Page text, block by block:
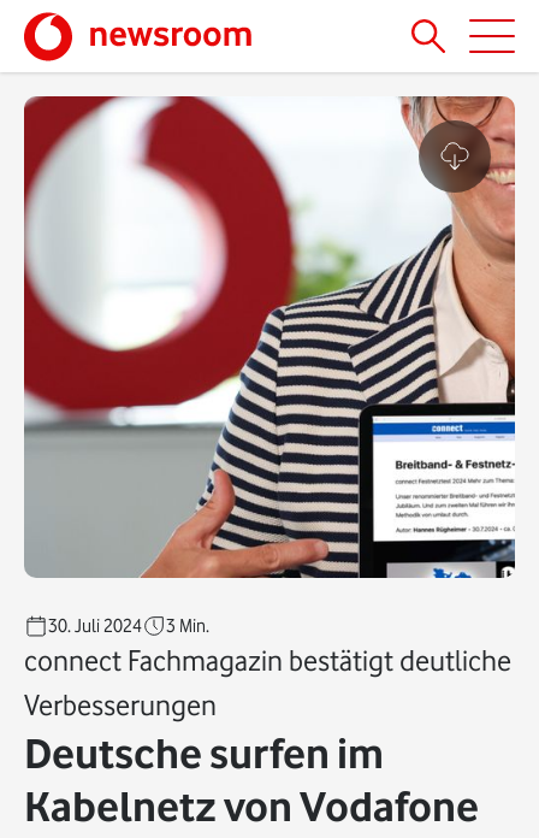
30. Juli 2024 3 Min.
connect Fachmagazin bestätigt deutliche
Verbesserungen
Deutsche surfen im
Kabelnetz von Vodafone